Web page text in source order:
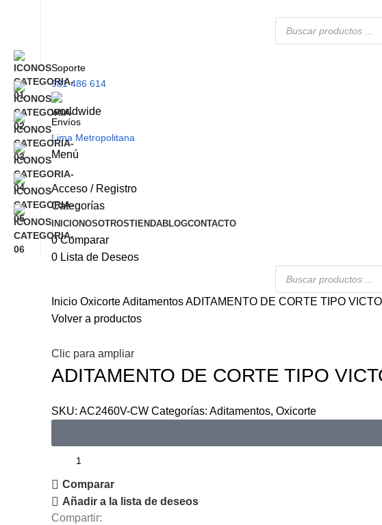
Soporte
981 486 614
Envíos
Lima Metropolitana
Menú
Acceso / Registro
Categorías
INICIONOSOTROSTIENDABLOGCONTACTO
0 Comparar
0 Lista de Deseos
Inicio OxicorteAditamentosADITAMENTO DE CORTE TIPO
Volver a productos
Clic para ampliar
ADITAMENTO DE CORTE TIPO
SKU: AC2460V-CW Categorías: Aditamentos, Oxicorte
Comparar
Añadir a la lista de deseos
Compartir: